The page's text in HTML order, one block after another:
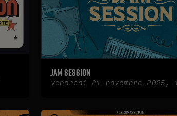
Jam Session
vendredi 21 novembre 2025,